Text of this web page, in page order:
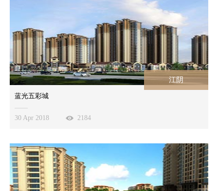
江阴
蓝光五彩城
30 Apr 2018 2184